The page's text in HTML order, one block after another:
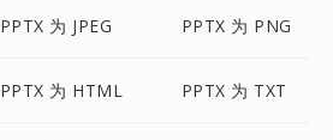
PPTX 为 JPEG PPTX 为 PNG
PPTX 为 HTML PPTX 为 TXT